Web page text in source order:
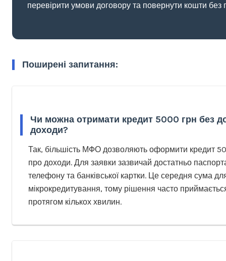
перевірити умови договору та повернути кошти без
Поширені запитання:
Чи можна отримати кредит 5000 грн без
доходи?
Так, більшість МФО дозволяють оформити кредит
про доходи. Для заявки зазвичай достатньо
телефону та банківської картки. Це середня сума
мікрокредитування, тому рішення часто
протягом кількох хвилин.